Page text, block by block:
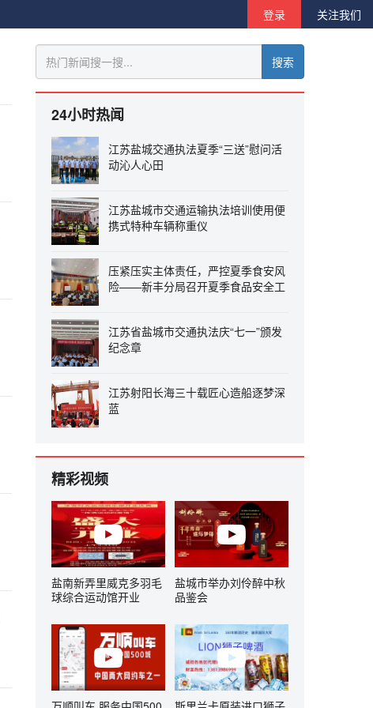
关注我们
登录
搜索
24小时热闻
江苏盐城交通执法夏季“三送”慰问活
动沁人心田
江苏盐城市交通运输执法培训使用便
携式特种车辆称重仪
压紧压实主体责任，严控夏季食安风
险——新丰分局召开夏季食品安全工
江苏省盐城市交通执法庆“七一”颁发
纪念章
江苏射阳长海三十载匠心造船逐梦深
蓝
精彩视频
盐南新弄里威克多羽毛
球综合运动馆开业
盐城市举办刘伶醉中秋
品鉴会